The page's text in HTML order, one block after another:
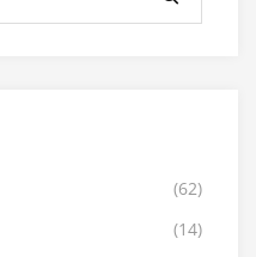
(62)
(14)